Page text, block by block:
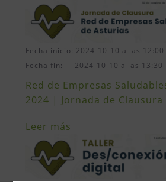
Fecha inicio: 2024-10-10 a las 12:00
Fecha fin: 2024-10-10 a las 13:30
Red de Empresas
2024 | Jornada de Clausura
Leer más